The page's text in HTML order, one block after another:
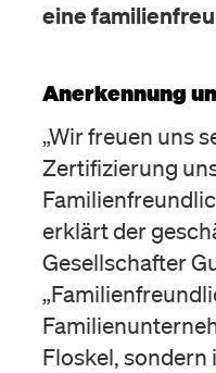
eine
Anerkennung
„Wir freuen uns
Zertifizierung
erklärt der
Gesellschafter
Floskel, sondern